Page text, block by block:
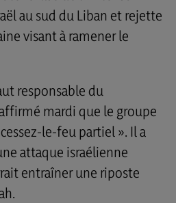
au sud du Liban et rejette
visant à ramener le
responsable du
mardi que le groupe
le-feu partiel ». Il a
attaque israélienne
entraîner une riposte